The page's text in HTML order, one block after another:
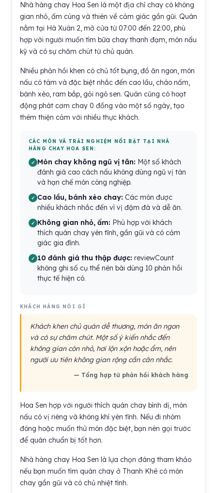
Nhà hàng chay Hoa Sen là một địa chỉ chay có không
gian nhỏ, ấm cúng và thiên về cảm giác gần gũi. Quán
nằm tại Hà Xuân 2, mở cửa từ 07:00 đến 22:00, phù
hợp với người muốn tìm bữa chay thanh đạm, món nấu
kỹ và có sự chăm chút từ chủ quán.
Nhiều phản hồi khen cô chủ tốt bụng, đồ ăn ngon, món
nấu có tâm và đặc biệt nhắc đến cao lầu, cháo nấm,
bánh xèo, ram bắp, gỏi ngó sen. Quán cũng có hoạt
động phát cơm chay 0 đồng vào một số ngày, tạo
thêm thiện cảm với nhiều thực khách.
CÁC MÓN VÀ TRẢI NGHIỆM NỔI BẬT TẠI NHÀ
HÀNG CHAY HOA SEN:
Món chay không ngũ vị tân: Một số khách
đánh giá cao cách nấu không dùng ngũ vị tân
và hạn chế món công nghiệp.
Cao lầu, bánh xèo chay: Các món được
nhiều khách nhắc đến vì vị đậm đà và dễ ăn.
Không gian nhỏ, ấm: Phù hợp với khách
thích quán chay yên tĩnh, gần gũi và có cảm
giác gia đình.
10 đánh giá thu thập được: reviewCount
không ghi số cụ thể nên bài dùng 10 phản hồi
thực tế hiện có.
KHÁCH HÀNG NÓI GÌ
Khách khen chủ quán dễ thương, món ăn ngon
và có sự chăm chút. Một số ý kiến nhắc đến
không gian còn nhỏ, hơi lộn xộn hoặc ẩm, nên
người ưu tiên không gian rộng cần cân nhắc.
— Tổng hợp từ phản hồi khách hàng
Hoa Sen hợp với người thích quán chay bình dị, món
nấu có vị riêng và không khí yên tĩnh. Nếu đi nhóm
đông hoặc muốn thử món đặc biệt, bạn nên gọi trước
để quán chuẩn bị tốt hơn.
Nhà hàng chay Hoa Sen là lựa chọn đáng tham khảo
nếu bạn muốn tìm quán chay ở Thanh Khê có món
chay gần gũi và cô chủ nhiệt tình.